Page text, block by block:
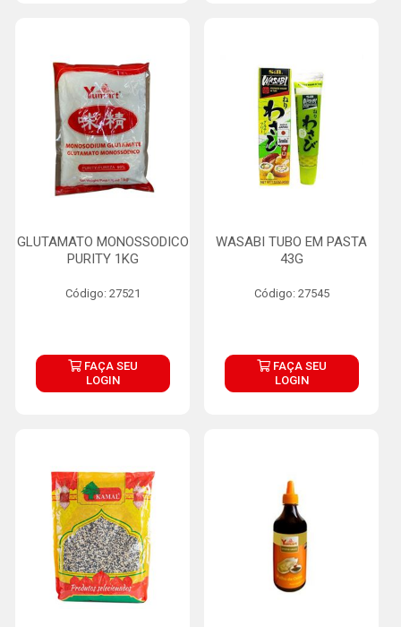
GLUTAMATO MONOSSODICO
PURITY 1KG
Código: 27521
FAÇA SEU
LOGIN
WASABI TUBO EM PASTA
43G
Código: 27545
FAÇA SEU
LOGIN